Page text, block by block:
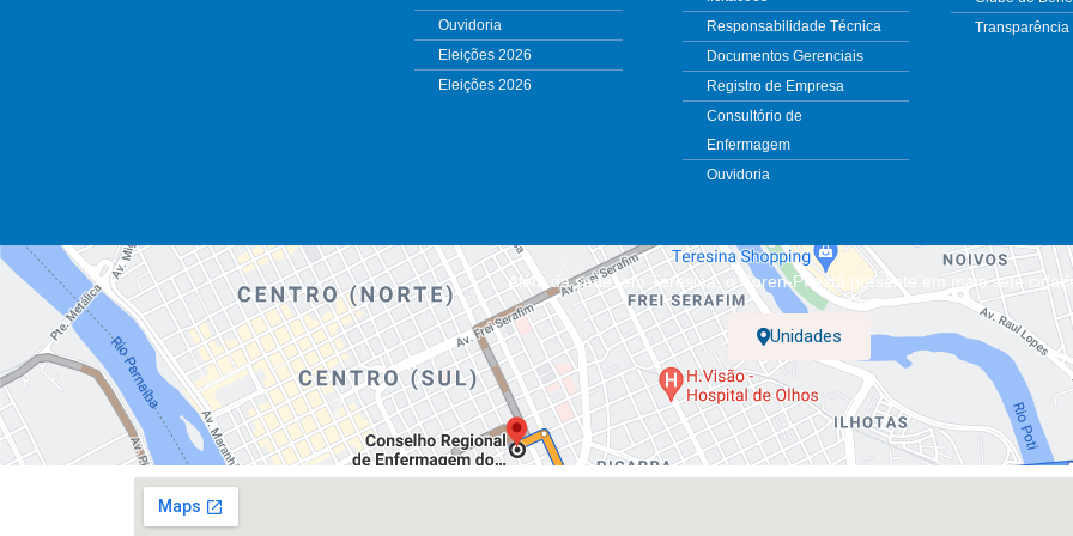
Ouvidoria
Eleições 2026
Eleições 2026
Responsabilidade Técnica
Documentos Gerenciais
Registro de Empresa
Consultório de
Enfermagem
Ouvidoria
Transparência
Além da sede, em Teresina, o Coren-PI está presente em mais sete
Unidades